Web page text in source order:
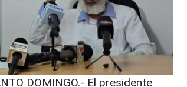
DOMINGO.- El presidente